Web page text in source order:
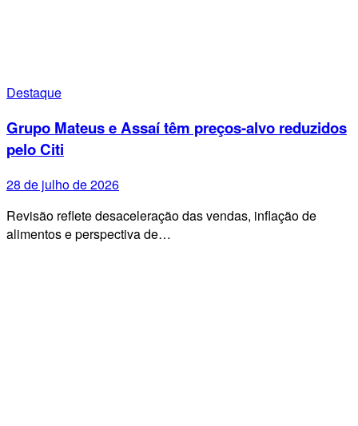
Destaque
Grupo Mateus e Assaí têm preços-alvo reduzidos
pelo Citi
28 de julho de 2026
Revisão reflete desaceleração das vendas, inflação de
alimentos e perspectiva de…